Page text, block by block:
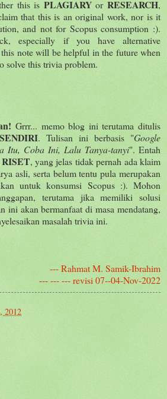
this is PLAGIARYorRESEARCH,
that this is an original work, nor is it
and not for Scopus consumption :).
especially if you have alternative
note will be helpful in the future when
solve this trivia problem.
Grrr... memo blog ini terutama ditulis
. Tulisan ini berbasis "Google
Itu, Coba Ini, Lalu Tanya-tanyi". Entah
RISET, yang jelas tidak pernah ada klaim
asli, serta belum tentu pula merupakan
untuk konsumsi Scopus :). Mohon
terutama jika memiliki solusi
ini akan bermanfaat di masa mendatang,
masalah trivia ini.
--- Rahmat M. Samik-Ibrahim
--- --- --- revisi 07--04-Nov-2022
2012